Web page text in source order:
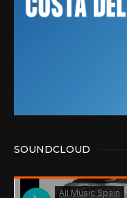
SOUNDCLOUD